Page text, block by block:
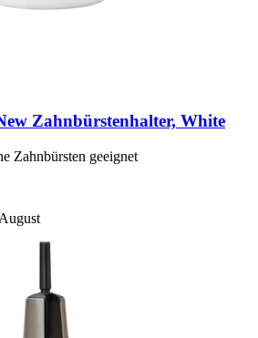
Zahnbürstenhalter, White
Zahnbürsten geeignet